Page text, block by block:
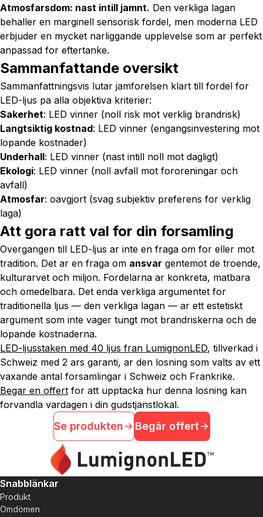
Atmosfarsdom: nast intill jamnt. Den verkliga lagan
behaller en marginell sensorisk fordel, men moderna LED
erbjuder en mycket narliggande upplevelse som ar perfekt
anpassad for eftertanke.
Sammanfattande oversikt
Sammanfattningsvis lutar jamforelsen klart till fordel for
LED-ljus pa alla objektiva kriterier:
Sakerhet: LED vinner (noll risk mot verklig brandrisk)
Langtsiktig kostnad: LED vinner (engangsinvestering mot
lopande kostnader)
Underhall: LED vinner (nast intill noll mot dagligt)
Ekologi: LED vinner (noll avfall mot fororeningar och
avfall)
Atmosfar: oavgjort (svag subjektiv preferens for verklig
laga)
Att gora ratt val for din forsamling
Overgangen till LED-ljus ar inte en fraga om for eller mot
tradition. Det ar en fraga om ansvar gentemot de troende,
kulturarvet och miljon. Fordelarna ar konkreta, matbara
och omedelbara. Det enda verkliga argumentet for
traditionella ljus — den verkliga lagan — ar ett estetiskt
argument som inte vager tungt mot brandriskerna och de
lopande kostnaderna.
LED-ljusstaken med 40 ljus fran LumignonLED, tillverkad i
Schweiz med 2 ars garanti, ar den losning som valts av ett
vaxande antal forsamlingar i Schweiz och Frankrike.
Begar en offert for att upptacka hur denna losning kan
forvandla vardagen i din gudstjanstlokal.
Se produkten Begär offert
Snabblänkar
Produkt
Omdömen